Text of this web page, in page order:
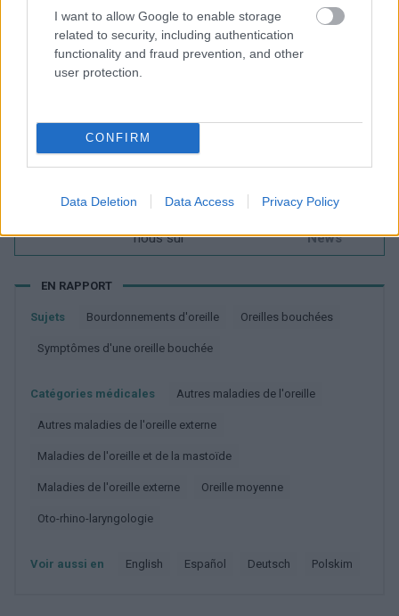
I want to allow Google to enable storage
related to security, including authentication
functionality and fraud prevention, and other
user protection.
CONFIRM
Data Deletion Data Access Privacy Policy
de l'oreille ou des sinus doivent consulter un
spécialiste
. Le médecin peut prescrire un
antibiotique ou proposer un autre traitement de
Utile? Partagez-le sur Facebook!
nous sur
News
EN RAPPORT
Sujets Bourdonnements d'oreille Oreilles bouchées
Symptômes d'une oreille bouchée
Catégories médicales Autres maladies de l'oreille
Autres maladies de l'oreille externe
Maladies de l'oreille et de la mastoïde
Maladies de l'oreille externe Oreille moyenne
Oto-rhino-laryngologie
Voir aussi en english español deutsch polskim